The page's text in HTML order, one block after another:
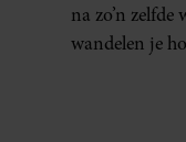
na zo’n
wandelen je